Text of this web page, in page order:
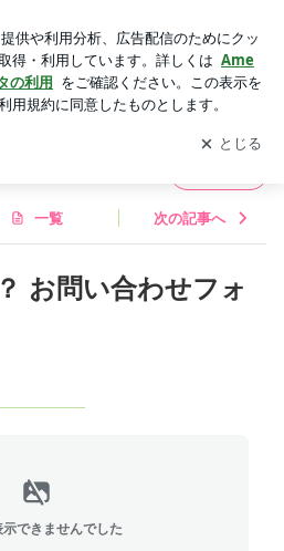
ブログの更新通知
を受け取りまし
開く
一覧 次の記事へ
お問い合わせフォ
示できませんでした